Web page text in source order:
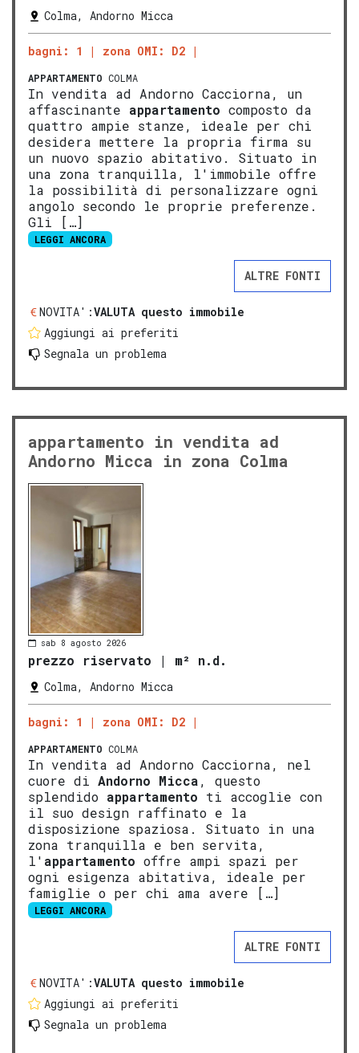
Colma, Andorno Micca
bagni: 1 zona OMI: D2
APPARTAMENTO COLMA
In vendita ad Andorno Cacciorna, un
affascinante appartamento composto da
quattro ampie stanze, ideale per chi
desidera mettere la propria firma su
un nuovo spazio abitativo. Situato in
una zona tranquilla, l'immobile offre
la possibilità di personalizzare ogni
angolo secondo le proprie preferenze.
Gli […]
LEGGI ANCORA
ALTRE FONTI
NOVITA':VALUTA questo immobile
Aggiungi ai preferiti
Segnala un problema
appartamento in vendita ad
Andorno Micca in zona Colma
sab 8 agosto 2026
prezzo riservato | m² n.d.
Colma, Andorno Micca
bagni: 1 zona OMI: D2
APPARTAMENTO COLMA
In vendita ad Andorno Cacciorna, nel
cuore di Andorno Micca, questo
splendido appartamento ti accoglie con
il suo design raffinato e la
disposizione spaziosa. Situato in una
zona tranquilla e ben servita,
l' appartamento offre ampi spazi per
ogni esigenza abitativa, ideale per
famiglie o per chi ama avere […]
LEGGI ANCORA
ALTRE FONTI
NOVITA':VALUTA questo immobile
Aggiungi ai preferiti
Segnala un problema